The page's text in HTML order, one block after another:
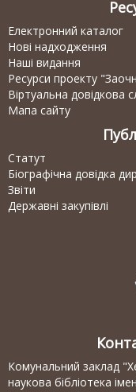
Електронний каталог
Нові надходження
Наші видання
Ресурси проекту
Віртуальна довідкова
Мапа сайту
Статут
Біографічна довідка
Звіти
Державні закупівлі
Комунальний заклад
наукова бібліотека